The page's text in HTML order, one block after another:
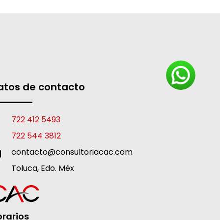
de contacto
722 412 5493
722 544 3812
contacto@consultoriacac.com
Toluca, Edo. Méx